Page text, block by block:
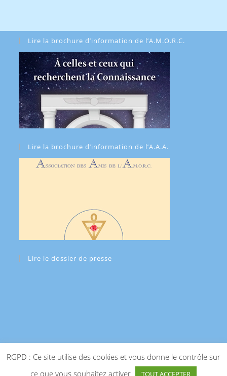
Lire la brochure d’information de l’A.M.O.R.C.
Lire la brochure d’information de l’A.A.A.
Lire le dossier de presse
RGPD : Ce site utilise des cookies et vous donne le contrôle sur
ce que vous souhaitez activer
TOUT ACCEPTER